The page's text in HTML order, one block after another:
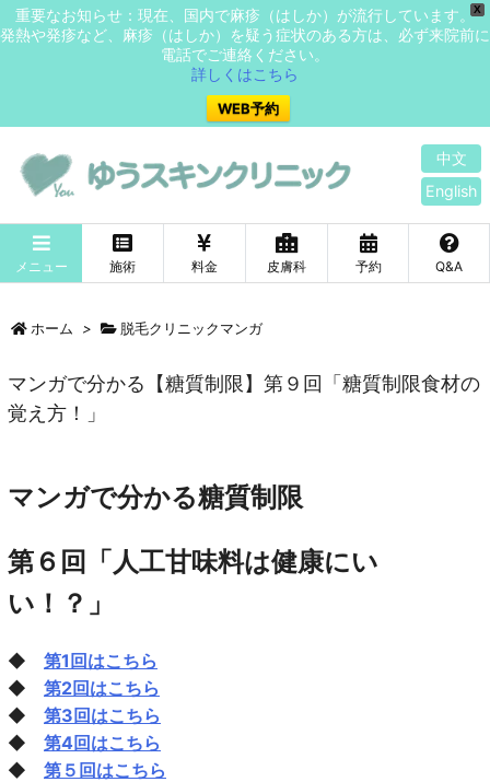
X
重要なお知らせ：現在、国内で麻疹（はしか）が流行しています。
発熱や発疹など、麻疹（はしか）を疑う症状のある方は、必ず来院前に
電話でご連絡ください。
詳しくはこちら
WEB予約
中文
English
メニュー 施術 料金 皮膚科 予約 Q&A
ホーム > 脱毛クリニックマンガ
マンガで分かる【糖質制限】第９回「糖質制限食材の
覚え方！」
マンガで分かる糖質制限
第６回「人工甘味料は健康にい
い ！？」
◆ 第1回はこちら
◆ 第2回はこちら
◆ 第3回はこちら
◆ 第4回はこちら
◆ 第５回はこちら